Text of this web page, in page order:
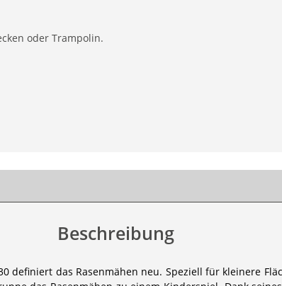
oder Trampolin.
Beschreibung
definiert das Rasenmähen neu. Speziell für kleinere